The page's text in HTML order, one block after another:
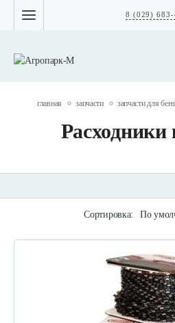
8 (029) 683-
главная запчасти запчасти для
Сортировка: По